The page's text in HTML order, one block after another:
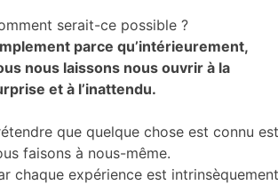
serait-ce possible ?
parce qu’intérieurement,
nous laissons nous ouvrir à la
et à l’inattendu.
que quelque chose est connu
faisons à nous-même.
chaque expérience est